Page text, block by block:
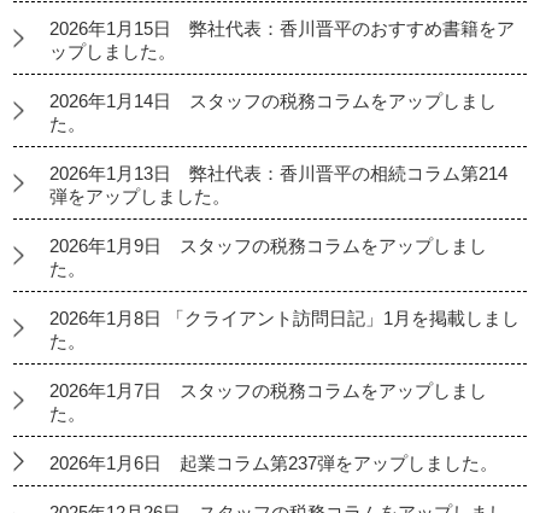
2026年1月15日 弊社代表：香川晋平のおすすめ書籍をア
ップしました。
2026年1月14日 スタッフの税務コラムをアップしまし
た。
2026年1月13日 弊社代表：香川晋平の相続コラム第214
弾をアップしました。
2026年1月9日 スタッフの税務コラムをアップしまし
た。
2026年1月8日 「クライアント訪問日記」1月を掲載しまし
た。
2026年1月7日 スタッフの税務コラムをアップしまし
た。
2026年1月6日 起業コラム第237弾をアップしました。